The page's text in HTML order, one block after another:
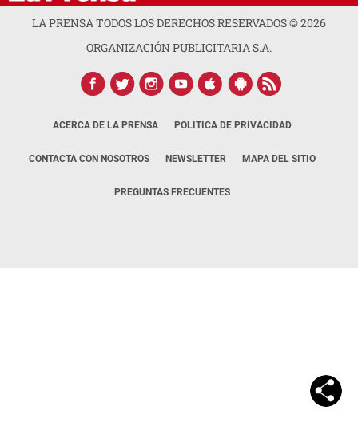
LA PRENSA TODOS LOS DERECHOS RESERVADOS ©2026
ORGANIZACIÓN PUBLICITARIA S.A.
ACERCA DE LA PRENSA POLÍTICA DE PRIVACIDAD
CONTACTA CON NOSOTROS NEWSLETTER MAPA DEL SITIO
PREGUNTAS FRECUENTES